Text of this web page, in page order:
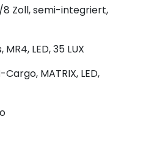
8 Zoll, semi-integriert,
LED, 35 LUX
MATRIX, LED,